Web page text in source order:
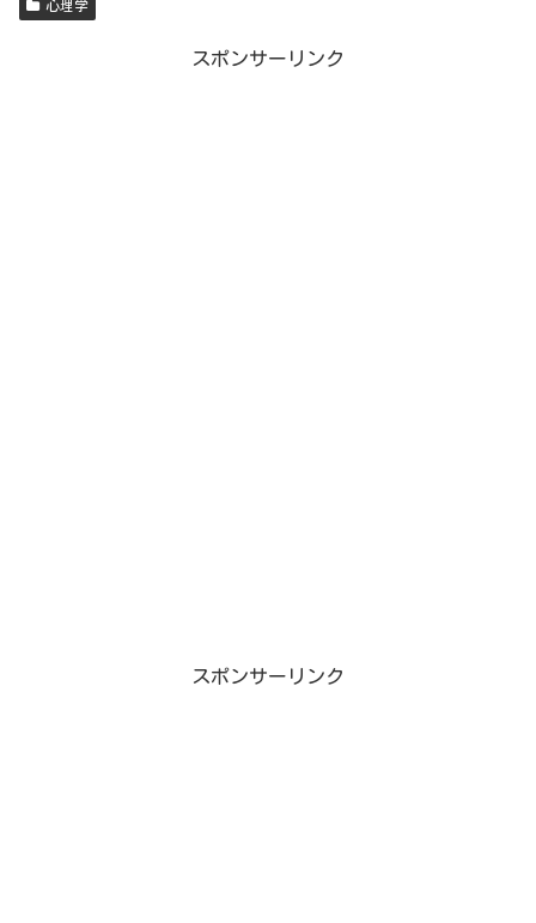
心理学
スポンサーリンク
スポンサーリンク